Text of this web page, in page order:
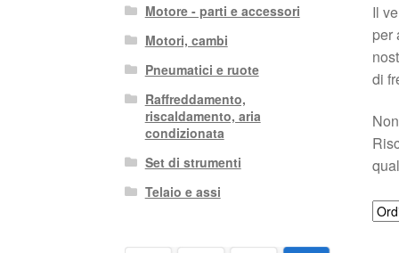
Il
per
di
Motore - parti e accessori
Motori, cambi
Pneumatici e ruote
Raffreddamento,
riscaldamento, aria
condizionata
Set di strumenti
Telaio e assi